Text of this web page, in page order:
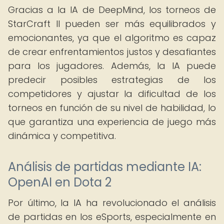
Gracias a la IA de DeepMind, los torneos de
StarCraft II pueden ser más equilibrados y
emocionantes, ya que el algoritmo es capaz
de crear enfrentamientos justos y desafiantes
para los jugadores. Además, la IA puede
predecir posibles estrategias de los
competidores y ajustar la dificultad de los
torneos en función de su nivel de habilidad, lo
que garantiza una experiencia de juego más
dinámica y competitiva.
Análisis de partidas mediante IA:
OpenAI en Dota 2
Por último, la IA ha revolucionado el análisis
de partidas en los eSports, especialmente en